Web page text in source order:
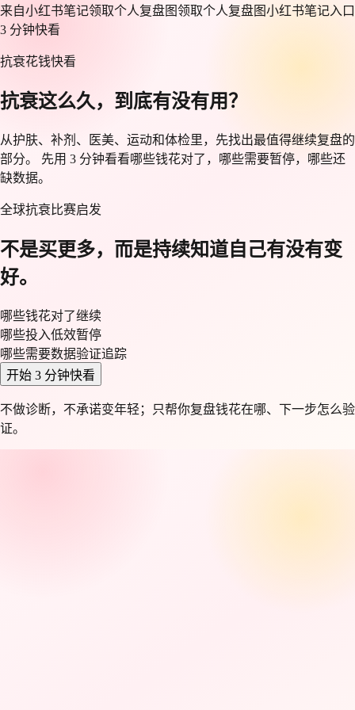
来自小红书笔记领取个人复盘图领取个人复盘图小红书笔记入口
3 分钟快看
抗衰花钱快看
抗衰这么久， 到底有没有用？
从护肤、补剂、医美、运动和体检里，先找出最值得继续复盘的
部分。
先用 3 分钟看看哪些钱花对了，哪些需要暂停，哪些还
缺数据。
全球抗衰比赛启发
不是买更多，而是持续知道自己有没有变
好。
哪些钱花对了继续
哪些投入低效暂停
哪些需要数据验证追踪
开始 3 分钟快看
不做诊断，不承诺变年轻；只帮你复盘钱花在哪、下一步怎么验
证。